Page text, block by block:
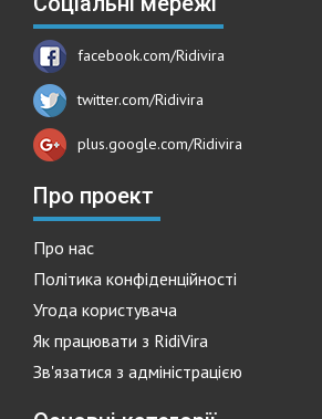
facebook.com/Ridivira
twitter.com/Ridivira
plus.google.com/Ridivira
Про проект
Про нас
Політика конфіденційності
Угода користувача
Як працювати з RidiVira
Зв'язатися з адміністрацією